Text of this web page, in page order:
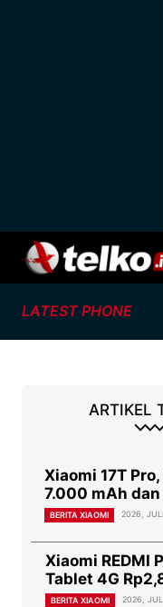
LATEST PHONE
ARTIKEL
Xiaomi 17T
7.000 mAh
BERITA XIAOMI 2026,
Xiaomi REDMI
Tablet 4G
BERITA XIAOMI 2026,